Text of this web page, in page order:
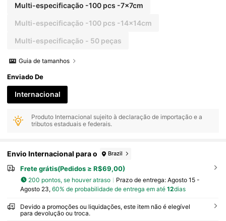
Multi-especificação -100 pcs -7x7cm
Multi-especificação -100 pcs -14x14cm
Multi-especificação - 50 peças
Guia de tamanhos
Enviado De
Internacional
Produto Internacional sujeito à declaração de importação e a
tributos estaduais e federais.
Envio Internacional para o Brazil
Frete grátis(Pedidos ≥ R$69,00)
200 pontos, se houver atraso Prazo de entrega: Agosto 15 -
Agosto 23, 60% de probabilidade de entrega em até 12dias
Devido a promoções ou liquidações, este item não é elegível
para devolução ou troca.